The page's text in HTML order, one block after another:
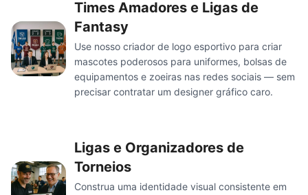
Times Amadores e Ligas de
Fantasy
Use nosso criador de logo esportivo para criar
mascotes poderosos para uniformes, bolsas de
equipamentos e zoeiras nas redes sociais — sem
precisar contratar um designer gráfico caro.
Ligas e Organizadores de
Torneios
Construa uma identidade visual consistente em